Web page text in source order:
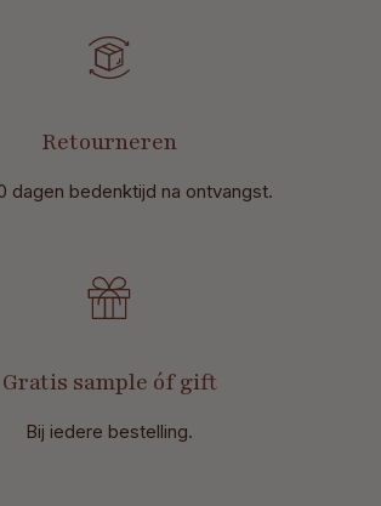
Retourneren
dagen bedenktijd na ontvangst.
Gratis sample óf gift
Bij iedere bestelling.